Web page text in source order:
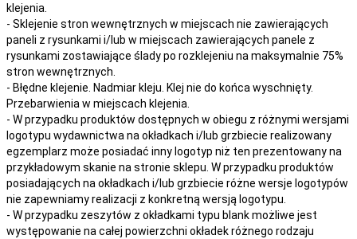
klejenia.
- Sklejenie stron wewnętrznych w miejscach nie zawierających
paneli z rysunkami i/lub w miejscach zawierających panele z
rysunkami zostawiające ślady po rozklejeniu na maksymalnie 75%
stron wewnętrznych.
- Błędne klejenie. Nadmiar kleju. Klej nie do końca wyschnięty.
Przebarwienia w miejscach klejenia.
- W przypadku produktów dostępnych w obiegu z różnymi wersjami
logotypu wydawnictwa na okładkach i/lub grzbiecie realizowany
egzemplarz może posiadać inny logotyp niż ten prezentowany na
przykładowym skanie na stronie sklepu. W przypadku produktów
posiadających na okładkach i/lub grzbiecie różne wersje logotypów
nie zapewniamy realizacji z konkretną wersją logotypu.
- W przypadku zeszytów z okładkami typu blank możliwe jest
występowanie na całej powierzchni okładek różnego rodzaju